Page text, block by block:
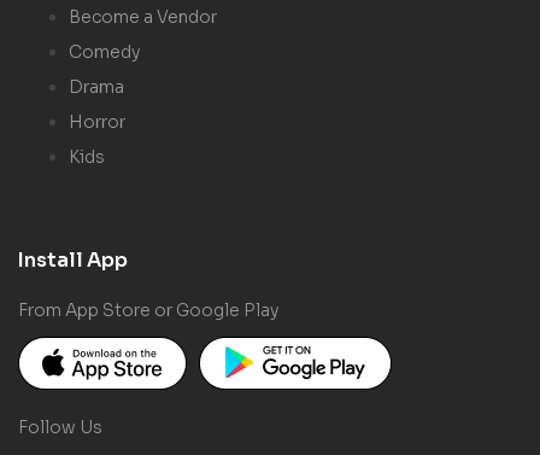
Become a Vendor
Comedy
Drama
Horror
Kids
Install App
From App Store or Google Play
Follow Us